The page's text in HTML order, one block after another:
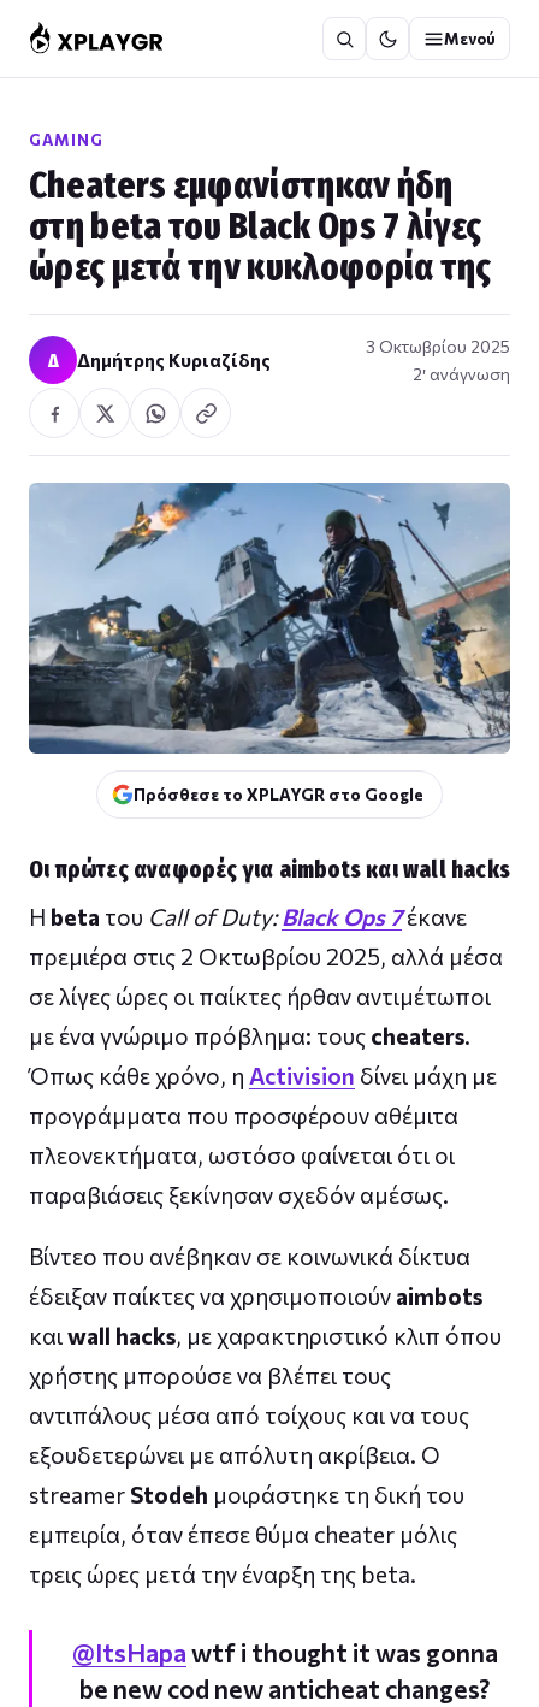
στο
περιεχόμενο
Μενού
GAMING
Cheaters εμφανίστηκαν ήδη
στη beta του Black Ops 7 λίγες
ώρες μετά την κυκλοφορία της
Δ Δημήτρης Κυριαζίδης
3 Οκτωβρίου 2025
2′ ανάγνωση
Πρόσθεσε το XPLAYGR στο Google
Οι πρώτες αναφορές για aimbots και wall hacks
Η beta του Call of Duty:Black Ops 7έκανε
πρεμιέρα στις 2 Οκτωβρίου 2025, αλλά μέσα
σε λίγες ώρες οι παίκτες ήρθαν αντιμέτωποι
με ένα γνώριμο πρόβλημα: τους cheaters.
Όπως κάθε χρόνο, η Activision δίνει μάχη με
προγράμματα που προσφέρουν αθέμιτα
πλεονεκτήματα, ωστόσο φαίνεται ότι οι
παραβιάσεις ξεκίνησαν σχεδόν αμέσως.
Βίντεο που ανέβηκαν σε κοινωνικά δίκτυα
έδειξαν παίκτες να χρησιμοποιούν aimbots
καιwall hacks, με χαρακτηριστικό κλιπ όπου
χρήστης μπορούσε να βλέπει τους
αντιπάλους μέσα από τοίχους και να τους
εξουδετερώνει με απόλυτη ακρίβεια. Ο
streamer Stodeh μοιράστηκε τη δική του
εμπειρία, όταν έπεσε θύμα cheater μόλις
τρεις ώρες μετά την έναρξη της beta.
@ItsHapa wtf i thought it was gonna
be new cod new anticheat changes?